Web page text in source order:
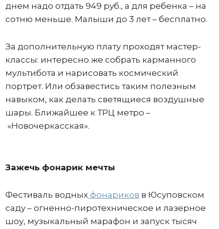
днем надо отдать 949 руб., а для ребенка – на
сотню меньше. Малыши до 3 лет – бесплатно.
За дополнительную плату проходят мастер-
классы: интересно же собрать карманного
мультибота и нарисовать космический
портрет. Или обзавестись таким полезным
навыком, как делать светящиеся воздушные
шары. Ближайшее к ТРЦ метро –
«Новочеркасская».
Зажечь фонарик мечты
Фестиваль водныхфонариков в Юсуповском
саду – огненно-пиротехническое и лазерное
шоу, музыкальный марафон и запуск тысяч